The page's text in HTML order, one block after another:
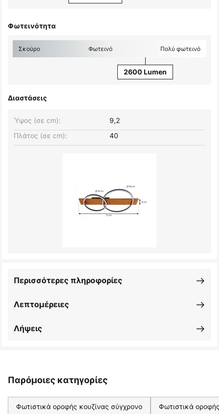
Φωτεινότητα
Σκούρο Φωτεινό Πολύ φωτεινό
2600 Lumen
Διαστάσεις
Πλάτος (σε cm): 40
Ύψος (σε cm): 9,2
Λεπτομέρειες
Περισσότερες πληροφορίες
Λήψεις
Παρόμοιες κατηγορίες
Φωτιστικά οροφής κουζίνας σύγχρονο Φωτιστικά